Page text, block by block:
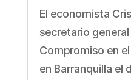
El economista
secretario
Compromiso en
en Barranquilla el